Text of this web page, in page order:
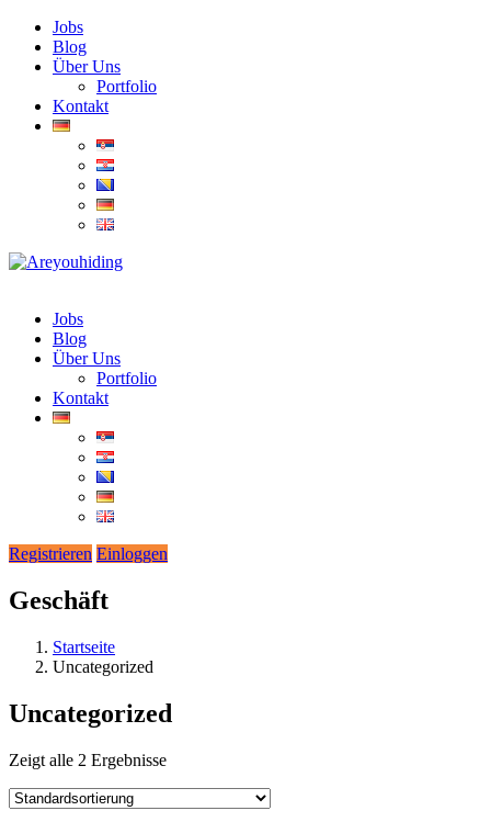
Jobs
Blog
Über Uns
Portfolio
Kontakt
Jobs
Blog
Über Uns
Portfolio
Kontakt
Registrieren Einloggen
Geschäft
Startseite
Uncategorized
Uncategorized
Zeigt alle 2 Ergebnisse